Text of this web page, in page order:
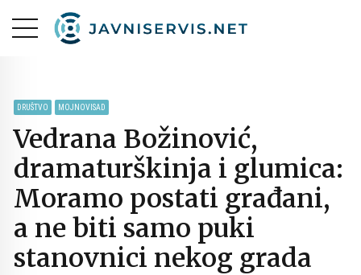
DRUŠTVO MOJNOVISAD
Vedrana Božinović,
dramaturškinja i glumica:
Moramo postati građani,
a ne biti samo puki
stanovnici nekog grada